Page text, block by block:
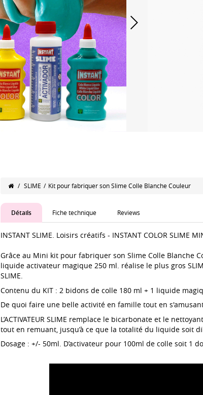
/ SLIME / Kit pour fabriquer son Slime Colle Blanche Couleur
Détails Fiche technique Reviews
INSTANT SLIME. Loisirs créatifs - INSTANT COLOR SLIME
Grâce au Mini kit pour fabriquer son Slime Colle Blanche
liquide activateur magique 250 ml. réalise le plus gros
SLIME.
Contenu du KIT : 2 bidons de colle 180 ml + 1 liquide
De quoi faire une belle activité en famille tout en
L’ACTIVATEUR SLIME remplace le bicarbonate et le
tout en remuant, jusqu’à ce que la totalité du liquide soit
Dosage : +/- 50ml. D’activateur pour 100ml de colle soit 1